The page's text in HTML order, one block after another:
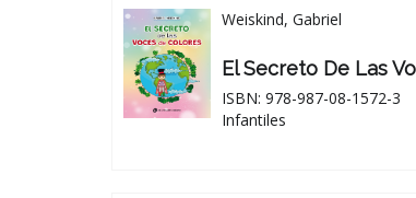
Weiskind, Gabriel
El Secreto De Las
ISBN: 978-987-08-1572-3
Infantiles